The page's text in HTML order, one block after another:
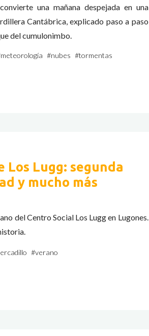
una mañana despejada en una
Cantábrica, explicado paso a paso
del cumulonimbo.
meteorología #nubes #tormentas
Los Lugg: segunda
y mucho más
del Centro Social Los Lugg en Lugones.
#verano